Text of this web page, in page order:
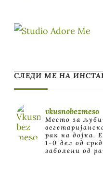
СЛЕДИ МЕ НА
vkusnobezmeso
Место за
рак на дојка.
1-0"дел од
заболени од